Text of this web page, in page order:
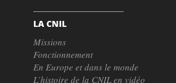
LA CNIL
Missions
Fonctionnement
En Europe et dans le monde
L’histoire de la CNIL en vidéo